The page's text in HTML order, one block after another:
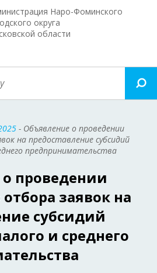
Наро-Фоминского
округа
области
- Объявление о проведении
на предоставление субсидий
предпринимательства
проведении
заявок на
субсидий
и среднего